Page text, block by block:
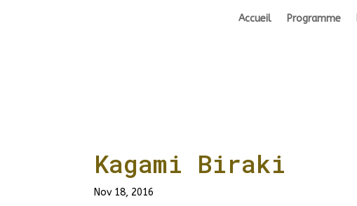
Accueil Programme
Kagami Biraki
Nov 18, 2016